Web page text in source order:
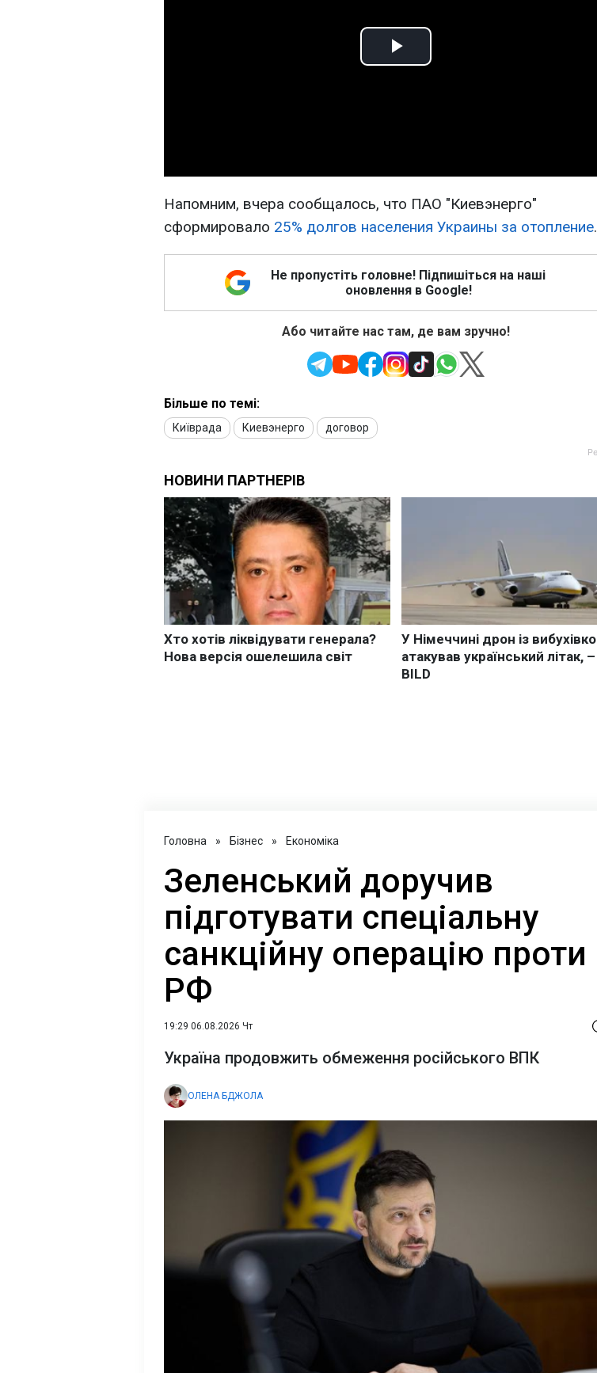
Play
Напомним, вчера сообщалось, что ПАО "Киевэнерго"
сформировало 25% долгов населения Украины за отопление.
Не пропустіть головне! Підпишіться на наші
оновлення в Google!
Або читайте нас там, де вам зручно!
Більше по темі:
Київрада Киевэнерго договор
Головна » Бізнес » Економіка
Зеленський доручив
підготувати спеціальну
санкційну операцію проти
РФ
19:29 06.08.2026 Чт
Україна продовжить обмеження російського ВПК
ОЛЕНА БДЖОЛА